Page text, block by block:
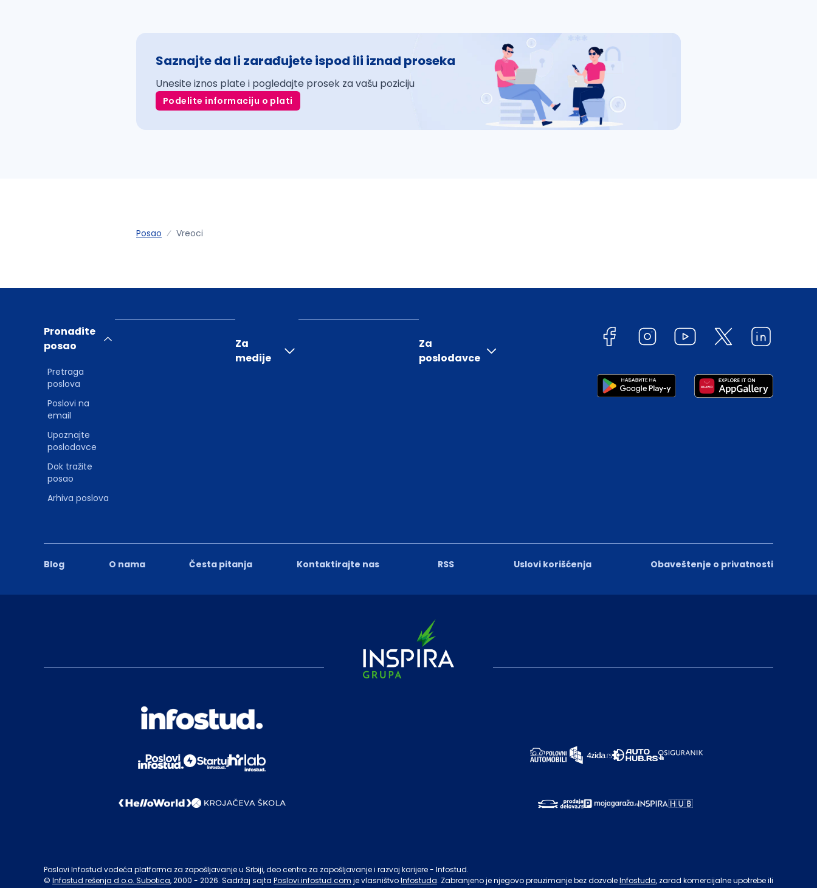
Saznajte da li zarađujete ispod ili iznad proseka
Unesite iznos plate i pogledajte prosek za vašu poziciju
Podelite informaciju o plati
Posao Vreoci
Blog O nama Česta pitanja Kontaktirajte nas RSS Uslovi korišćenja Obaveštenje o privatnosti
Pronađite
posao
Pretraga
poslova
Poslovi na
email
Upoznajte
poslodavce
Dok tražite
posao
Arhiva poslova
Za
medije
Za
poslodavce
Poslovi Infostud vodeća platforma za zapošljavanje u Srbiji, deo centra za zapošljavanje i razvoj karijere - Infostud.
© Infostud rešenja d.o.o. Subotica, 2000 - 2026. Sadržaj sajta Poslovi.infostud.com je vlasništvoInfostuda. Zabranjeno je njegovo preuzimanje bez dozvoleInfostuda, zarad komercijalne upotrebe ili